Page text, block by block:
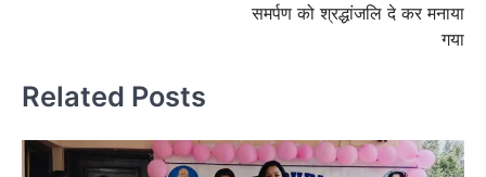
समर्पण को श्रद्धांजलि दे कर मनाया
गया
Related Posts